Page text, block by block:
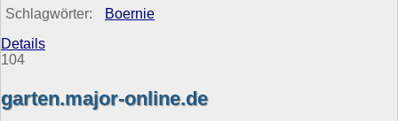
Schlagwörter:
Boernie
Details
104
garten.major-online.de